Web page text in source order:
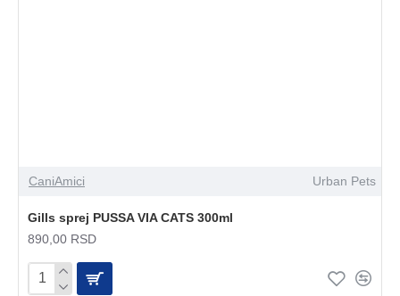
CaniAmici Urban Pets
Gills sprej PUSSA VIA CATS 300ml
890,00 RSD